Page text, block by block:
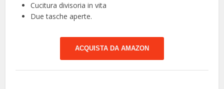
Cucitura divisoria in vita
Due tasche aperte.
ACQUISTA DA AMAZON